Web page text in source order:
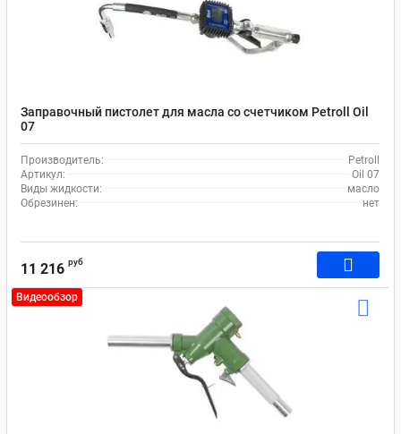
Заправочный пистолет для масла со счетчиком Petroll Oil
07
Производитель:
Petroll
Артикул:
Oil 07
Виды жидкости:
масло
Обрезинен:
нет
11 216 руб
Видеообзор